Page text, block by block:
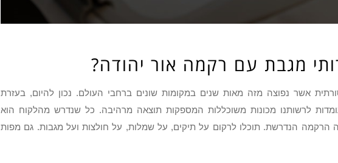
מגבת עם רקמה אור יהודה?
אשר נפוצה מזה מאות שנים במקומות שונים ברחבי העולם. נכון להיום, בעזרת
לרשותנו מכונות משוכללות המספקות תוצאה מרהיבה. כל שנדרש מהלקוח הוא
הרקמה הנדרשת. תוכלו לרקום על תיקים, על שמלות, על חולצות ועל מגבות. גם מפות